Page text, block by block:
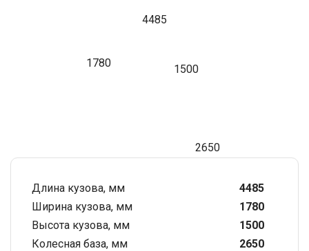
4485
1780 1500
2650
Длина кузова, мм
4485
Ширина кузова, мм
1780
Высота кузова, мм
1500
Колесная база, мм
2650